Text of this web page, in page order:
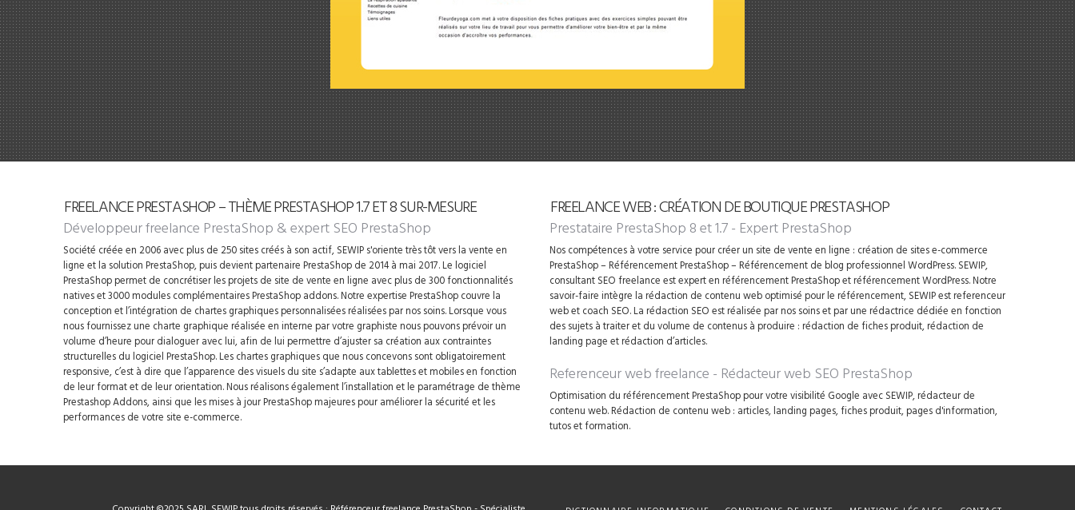
FREELANCE PRESTASHOP – THÈME PRESTASHOP 1.7 ET 8 SUR-MESURE
Développeur freelance PrestaShop & expert SEO PrestaShop
Société créée en 2006 avec plus de 250 sites créés à son actif, SEWIP s'oriente très tôt vers la vente en
ligne et la solution PrestaShop, puis devient partenaire PrestaShop de 2014 à mai 2017. Le logiciel
PrestaShop permet de concrétiser les projets de site de vente en ligne avec plus de 300 fonctionnalités
natives et 3000 modules complémentaires PrestaShop addons. Notre expertise PrestaShop couvre la
conception et l’intégration de chartes graphiques personnalisées réalisées par nos soins. Lorsque vous
nous fournissez une charte graphique réalisée en interne par votre graphiste nous pouvons prévoir un
volume d’heure pour dialoguer avec lui, afin de lui permettre d’ajuster sa création aux contraintes
structurelles du logiciel PrestaShop. Les chartes graphiques que nous concevons sont obligatoirement
responsive, c’est à dire que l’apparence des visuels du site s’adapte aux tablettes et mobiles en fonction
de leur format et de leur orientation. Nous réalisons également l’installation et le paramétrage de thème
Prestashop Addons, ainsi que les mises à jour PrestaShop majeures pour améliorer la sécurité et les
performances de votre site e-commerce.
FREELANCE WEB : CRÉATION DE BOUTIQUE PRESTASHOP
Prestataire PrestaShop 8 et 1.7 - Expert PrestaShop
Nos compétences à votre service pour créer un site de vente en ligne : création de sites e-commerce
PrestaShop – Référencement PrestaShop – Référencement de blog professionnel WordPress. SEWIP,
consultant SEO freelance est expert en référencement PrestaShop et référencement WordPress. Notre
savoir-faire intègre la rédaction de contenu web optimisé pour le référencement, SEWIP est referenceur
web et coach SEO. La rédaction SEO est réalisée par nos soins et par une rédactrice dédiée en fonction
des sujets à traiter et du volume de contenus à produire : rédaction de fiches produit, rédaction de
landing page et rédaction d’articles.
Referenceur web freelance - Rédacteur web SEO PrestaShop
Optimisation du référencement PrestaShop pour votre visibilité Google avec SEWIP, rédacteur de
contenu web. Rédaction de contenu web : articles, landing pages, fiches produit, pages d'information,
tutos et formation.